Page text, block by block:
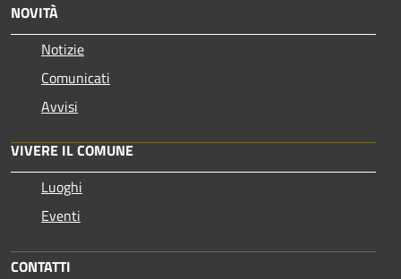
NOVITÀ
Notizie
Comunicati
Avvisi
VIVERE IL COMUNE
Luoghi
Eventi
CONTATTI